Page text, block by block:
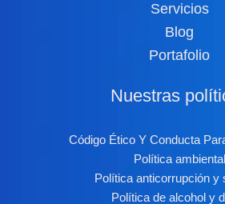
Servicios
Blog
Portafolio
Nuestras
Código Ético Y Conducta
Política ambiental
Política anticorrupción y
Política de alcohol y